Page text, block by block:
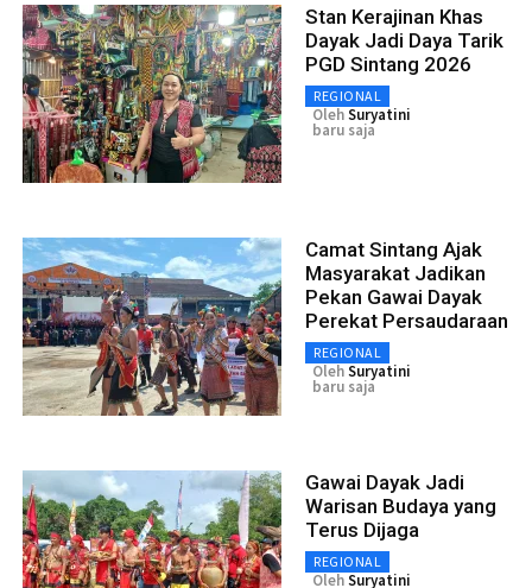
Stan Kerajinan Khas
Dayak Jadi Daya Tarik
PGD Sintang 2026
REGIONAL
OlehSuryatini
baru saja
Camat Sintang Ajak
Masyarakat Jadikan
Pekan Gawai Dayak
Perekat Persaudaraan
REGIONAL
OlehSuryatini
baru saja
Gawai Dayak Jadi
Warisan Budaya yang
Terus Dijaga
REGIONAL
OlehSuryatini